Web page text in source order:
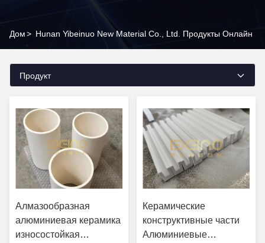
Дом> Hunan Yibeinuo New Material Co., Ltd. Продукты Онлайн
Продукт
Алмазообразная
алюминиевая керамика
износостойкая
Керамические
конструктивные части
Алюминиевые